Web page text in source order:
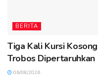
BERITA
Tiga Kali Kursi
Trobos Dipertaruhkan
06/08/2026